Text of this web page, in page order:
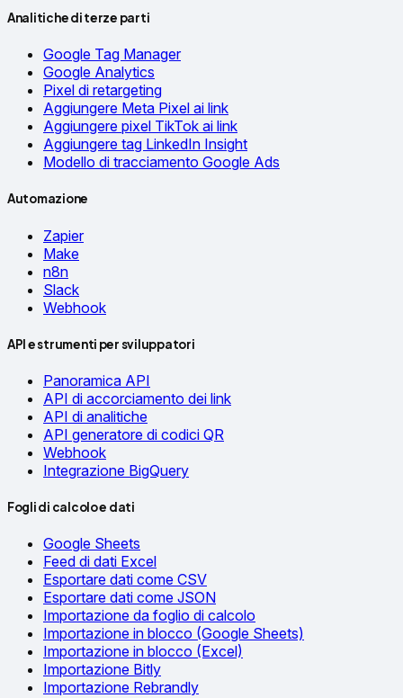
Analitiche di terze parti
Google Tag Manager
Google Analytics
Pixel di retargeting
Aggiungere Meta Pixel ai link
Aggiungere pixel TikTok ai link
Aggiungere tag LinkedIn Insight
Modello di tracciamento Google Ads
Automazione
Zapier
Make
n8n
Slack
Webhook
API e strumenti per sviluppatori
Panoramica API
API di accorciamento dei link
API di analitiche
API generatore di codici QR
Webhook
Integrazione BigQuery
Fogli di calcolo e dati
Google Sheets
Feed di dati Excel
Esportare dati come CSV
Esportare dati come JSON
Importazione da foglio di calcolo
Importazione in blocco (Google Sheets)
Importazione in blocco (Excel)
Importazione Bitly
Importazione Rebrandly